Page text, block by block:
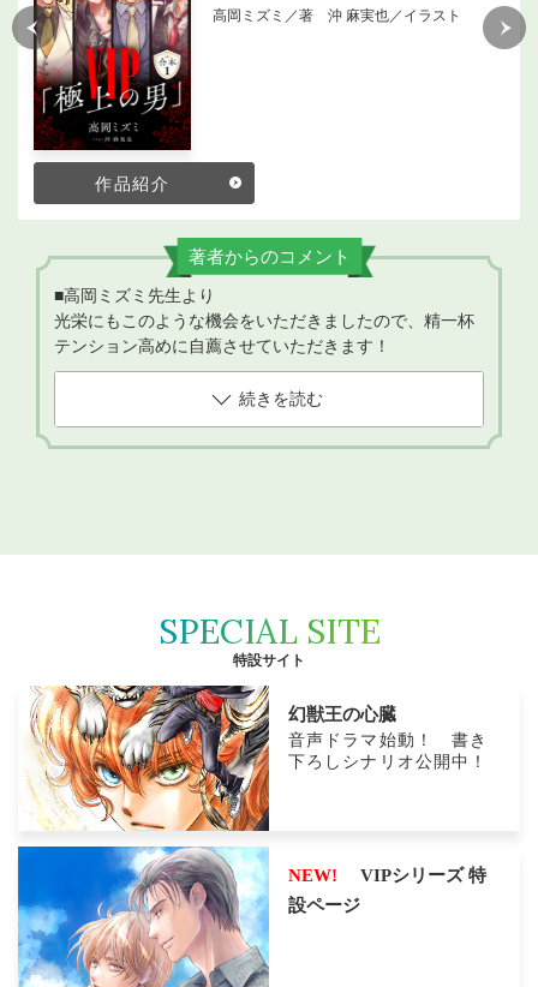
高岡ミズミ／著 沖 麻実也／イラスト
作品紹介
著者からのコメント
■高岡ミズミ先生より
光栄にもこのような機会をいただきましたので、精一杯
テンション高めに自薦させていただきます！
続きを読む
SPECIAL SITE
特設サイト
幻獣王の心臓
音声ドラマ始動！ 書き
下ろしシナリオ公開中！
NEW!
VIPシリーズ 特
設ページ